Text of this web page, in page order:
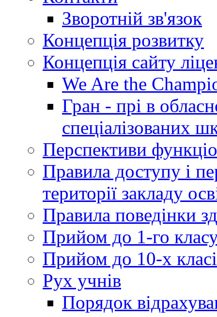
Зворотній зв'язок
Концепція розвитку
Концепція сайту
We Are the
Гран - прі в
спеціалізованих
Перспективи
Правила доступу і
території закладу
Правила поведінки
Прийом до 1-го
Прийом до 10-х
Рух учнів
Порядок